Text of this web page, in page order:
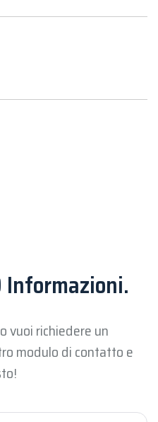
Informazioni.
vuoi richiedere un
modulo di contatto e